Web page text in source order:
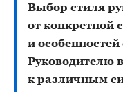
Выбор стиля
от конкретной
и особенностей
Руководителю
к различным